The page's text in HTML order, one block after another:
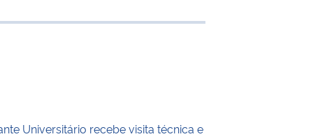
de transferência
Universitário recebe visita técnica e